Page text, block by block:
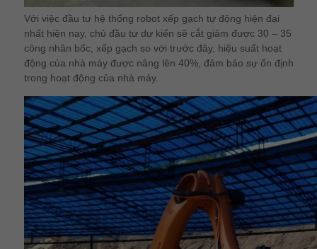
Với việc đầu tư hệ thống robot xếp gạch tự động hiện đại
nhất hiện nay, chủ đầu tư dự kiến sẽ cắt giảm được 30 – 35
công nhân bốc, xếp gạch so với trước đây, hiệu suất hoạt
động của nhà máy được nâng lên 40%, đảm bảo sự ổn định
trong hoạt động của nhà máy.